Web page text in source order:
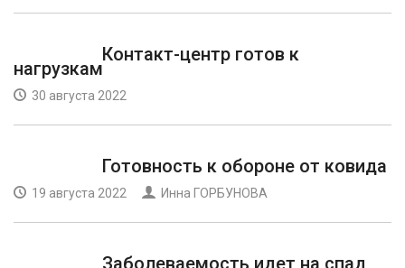
Контакт-центр готов к
нагрузкам
30 августа 2022
Готовность к обороне от ковида
19 августа 2022 Инна ГОРБУНОВА
Заболеваемость идет на спад